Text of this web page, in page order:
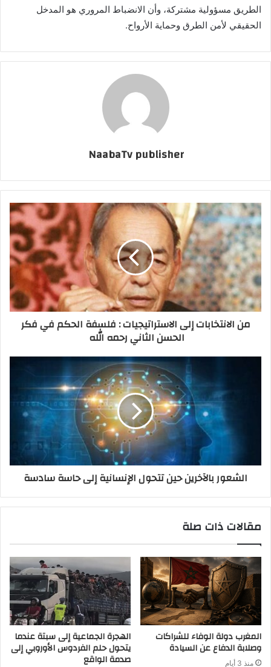
الطريق مسؤولية مشتركة، وأن الانضباط المروري هو المدخل
الحقيقي لأمن الطرق وحماية الأرواح.
NaabaTv publisher
من الانتخابات إلى الاستراتيجيات : فلسفة الحكم في فكر
الحسن الثاني رحمه الله
الشعور بالآخرين حين تتحول الإنسانية إلى حاسة سادسة
مقالات ذات صلة
المغرب دولة الوفاء للشراكات
وصلابة الدفاع عن السيادة
منذ 3 أيام
الهجرة الجماعية إلى سبتة عندما
يتحول حلم الفردوس الأوروبي إلى
صدمة الواقع